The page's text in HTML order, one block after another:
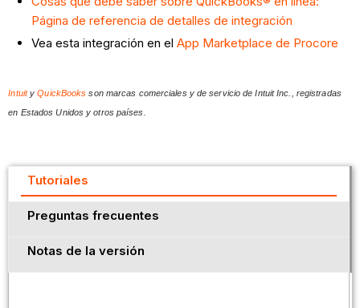
Página de referencia de detalles de integración
Vea esta integración en el App Marketplace de Procore
IntuityQuickBooks son marcas comerciales y de servicio de Intuit Inc., registradas
en Estados Unidos y otros países.
Tutoriales
Preguntas frecuentes
Notas de la versión